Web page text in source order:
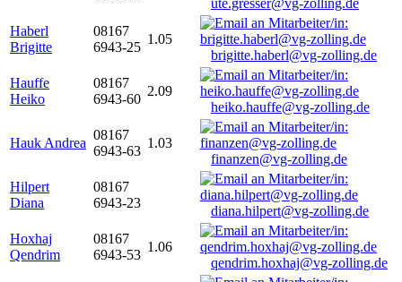
ute.gresser@vg-zolling.de
Haberl
Brigitte
08167
6943-25
1.05
brigitte.haberl@vg-zolling.de
Hauffe
Heiko
08167
6943-60
2.09
heiko.hauffe@vg-zolling.de
Hauk Andrea
08167
6943-63
1.03
finanzen@vg-zolling.de
Hilpert
Diana
08167
6943-23
diana.hilpert@vg-zolling.de
Hoxhaj
Qendrim
08167
6943-53
1.06
qendrim.hoxhaj@vg-zolling.de